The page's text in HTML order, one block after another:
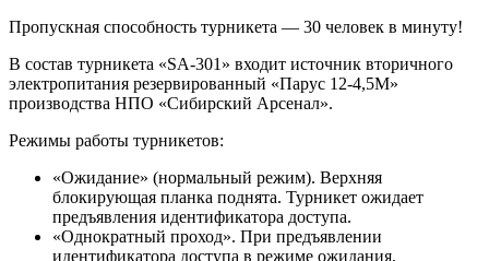
Пропускная способность турникета — 30 человек в минуту!
В состав турникета «SA-301» входит источник вторичного
электропитания резервированный «Парус 12-4,5М»
производства НПО «Сибирский Арсенал».
Режимы работы турникетов:
«Ожидание» (нормальный режим). Верхняя
блокирующая планка поднята. Турникет ожидает
предъявления идентификатора доступа.
«Однократный проход». При предъявлении
идентификатора доступа в режиме ожидания,